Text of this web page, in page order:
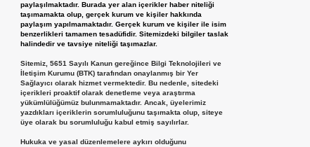
paylaşılmaktadır. Burada yer alan içerikler haber niteliği
taşımamakta olup, gerçek kurum ve kişiler hakkında
paylaşım yapılmamaktadır. Gerçek kurum ve kişiler ile isim
benzerlikleri tamamen tesadüfidir. Sitemizdeki bilgiler taslak
halindedir ve tavsiye niteliği taşımazlar.
Sitemiz, 5651 Sayılı Kanun gereğince Bilgi Teknolojileri ve
İletişim Kurumu (BTK) tarafından onaylanmış bir Yer
Sağlayıcı olarak hizmet vermektedir. Bu nedenle, sitedeki
içerikleri proaktif olarak denetleme veya araştırma
yükümlülüğümüz bulunmamaktadır. Ancak, üyelerimiz
yazdıkları içeriklerin sorumluluğunu taşımakta olup, siteye
üye olarak bu sorumluluğu kabul etmiş sayılırlar.
Hukuka ve yasal düzenlemelere aykırı olduğunu